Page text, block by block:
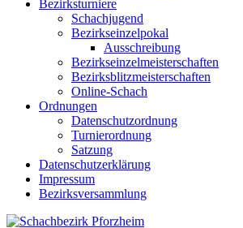
Bezirksturniere
Schachjugend
Bezirkseinzelpokal
Ausschreibung
Bezirkseinzelmeisterschaften
Bezirksblitzmeisterschaften
Online-Schach
Ordnungen
Datenschutzordnung
Turnierordnung
Satzung
Datenschutzerklärung
Impressum
Bezirksversammlung